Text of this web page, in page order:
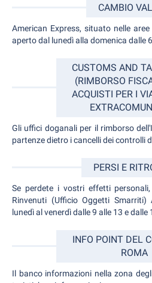
CAMBIO
American Express, situato nelle
aperto dal lunedì alla domenica dalle
CUSTOMS AND
(RIMBORSO
ACQUISTI PER I
Gli uffici doganali per il rimborso
partenze dietro i cancelli dei controlli
PERSI E
Se perdete i vostri effetti
Rinvenuti (Ufficio Oggetti
lunedì al venerdì dalle 9 alle 13 e dalle
INFO POINT DEL
ROMA
Il banco informazioni nella zona